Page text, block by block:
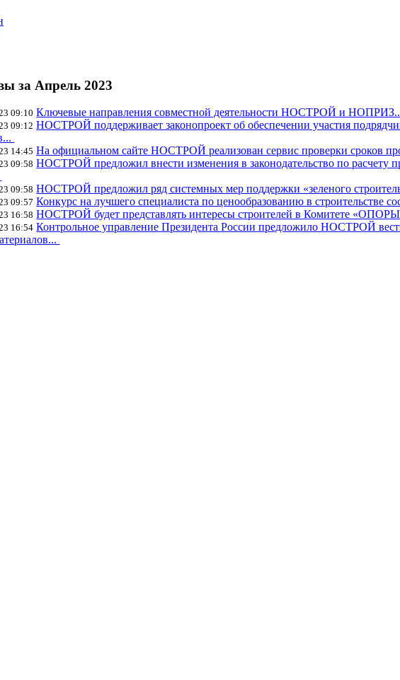
за Апрель 2023
09:10 Ключевые направления совместной деятельности НОСТРОЙ и
09:12 НОСТРОЙ поддерживает законопроект об обеспечении участия
14:45 На официальном сайте НОСТРОЙ реализован сервис проверки сроков
09:58 НОСТРОЙ предложил внести изменения в законодательство по расчету
09:58 НОСТРОЙ предложил ряд системных мер поддержки «зеленого
09:57 Конкурс на лучшего специалиста по ценообразованию в строительстве
16:58 НОСТРОЙ будет представлять интересы строителей в Комитете
16:54 Контрольное управление Президента России предложило НОСТРОЙ